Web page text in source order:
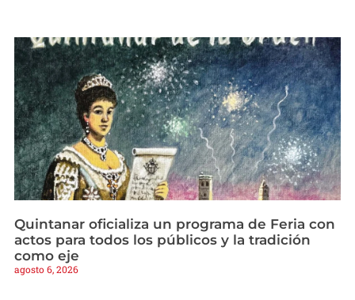
Quintanar oficializa un programa de Feria con
actos para todos los públicos y la tradición
como eje
agosto 6, 2026